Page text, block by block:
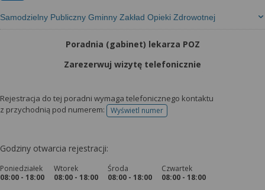
Samodzielny Publiczny Gminny Zakład Opieki Zdrowotnej
Poradnia (gabinet) lekarza POZ
Zarezerwuj wizytę telefonicznie
Rejestracja do tej poradni wymaga telefonicznego kontaktu
z przychodnią pod numerem:
Wyświetl numertelefonu do rejestracji
Godziny otwarcia rejestracji:
Poniedziałek
08:00 - 18:00
Wtorek
08:00 - 18:00
Środa
08:00 - 18:00
Czwartek
08:00 - 18:00